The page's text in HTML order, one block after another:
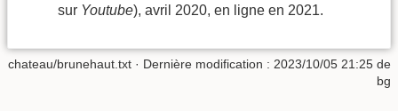
sur Youtube), avril 2020, en ligne en 2021.
chateau/brunehaut.txt · Dernière modification : 2023/10/05 21:25 de
bg